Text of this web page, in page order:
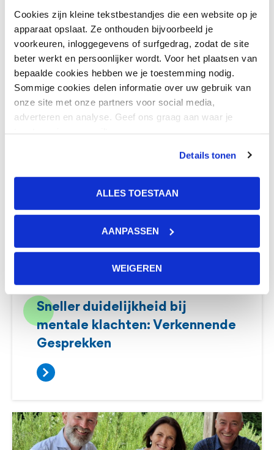
Cookies zijn kleine tekstbestandjes die een website op je
apparaat opslaat. Ze onthouden bijvoorbeeld je
voorkeuren, inloggegevens of surfgedrag, zodat de site
beter werkt en persoonlijker wordt. Voor het plaatsen van
bepaalde cookies hebben we je toestemming nodig.
Sommige cookies delen informatie over uw gebruik van
onze site met onze partners voor social media,
adverteren en analyse. Geef ons graag aan waar je
Details tonen
ALLES TOESTAAN
AANPASSEN
WEIGEREN
Beeld' en selecteer jouw onderwerp
waarover je meer wil weten.
GGzE in Beeld
Sneller duidelijkheid bij
mentale klachten: Verkennende
Gesprekken